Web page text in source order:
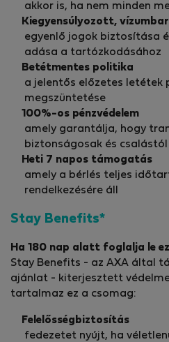
akkor is, ha nem minden
Kiegyensúlyozott,
egyenlő jogok biztosítása
adása a tartózkodásához
Betétmentes politika
a jelentős előzetes letétek
megszüntetése
100%-os pénzvédelem
amely garantálja, hogy
biztonságosak és csalástól
Heti 7 napos támogatás
amely a bérlés teljes
rendelkezésére áll
Stay Benefits*
Ha 180 nap alatt foglalja le
Stay Benefits - az AXA által
ajánlat - kiterjesztett
tartalmaz ez a csomag:
Felelősségbiztosítás
fedezetet nyújt, ha